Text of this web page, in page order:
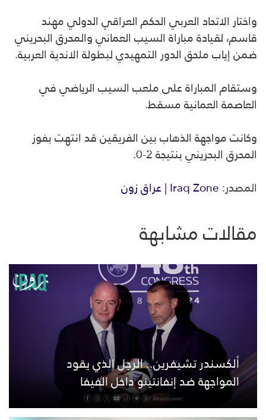
واختار الاتحاد العربي الحكم العراقي الدولي مهند
قاسم، لقيادة مباراة السيب العماني والمحرق البحريني
ضمن إياب ملحق الدور التمهيدي لبطولة الاندية العربية.
وستقام المباراة على ملعب السيب الرياضي في
العاصمة العمانية مسقط.
وكانت مواجهة الذهاب بين الفريقين قد انتهت بفوز
المحرق البحريني بنتيجة 2-0.
المصدر:Iraq Zone | عراق زون
مقالات مشابهة
ألكسندر تشيفرين.. الرجل الذي يقود
المواجهة ضد إنفانتينو داخل الفيفا